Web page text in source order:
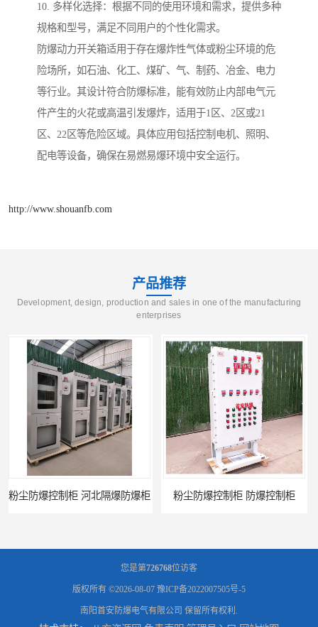
10. 多样化选择：根据不同的使用环境和需求，提供多种
规格和型号，满足不同用户的个性化需求。
防爆动力开关箱适用于存在爆炸性气体或粉尘环境的危
险场所，如石油、化工、煤矿、气、制药、冶金、电力
等行业。其设计符合防爆标准，能有效防止内部电气元
件产生的火花或高温引发爆炸，适用于1区、2区或21
区、22区等危险区域。具体应用包括控制电机、照明、
配电等设备，确保在易燃易爆环境中安全运行。
http://www.shouanfb.com
产品推荐
Development, design, production and sales in one of the manufacturing
enterprises
粉尘防爆控制柜 防爆控制柜
您是第726768位访客
版权所有 ©2026-08-07 豫ICP备2022007505号-5
南阳首安防爆电气有限公司 保留所有权利.